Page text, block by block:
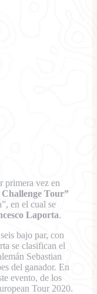
primera vez en
Tour”
en el cual se
Laporta.
bajo par, con
se clasifican el
Sebastian
del ganador. En
evento, de los
Tour 2020.